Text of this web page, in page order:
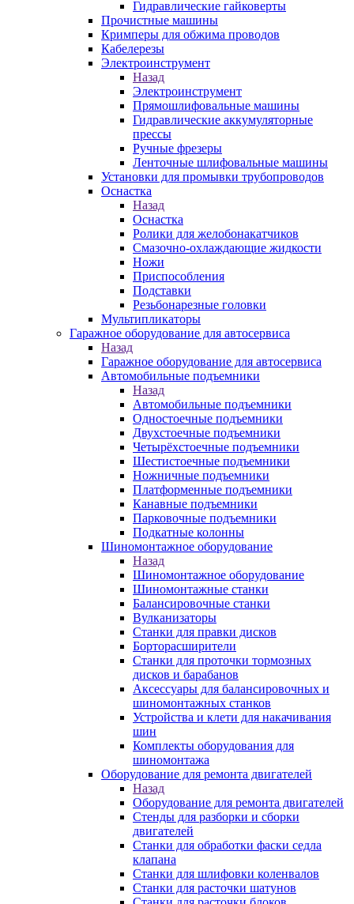
Гидравлические гайковерты
Прочистные машины
Кримперы для обжима проводов
Кабелерезы
Электроинструмент
Назад
Электроинструмент
Прямошлифовальные машины
Гидравлические аккумуляторные
прессы
Ручные фрезеры
Ленточные шлифовальные машины
Установки для промывки трубопроводов
Оснастка
Назад
Оснастка
Ролики для желобонакатчиков
Смазочно-охлаждающие жидкости
Ножи
Приспособления
Подставки
Резьбонарезные головки
Мультипликаторы
Гаражное оборудование для автосервиса
Назад
Гаражное оборудование для автосервиса
Автомобильные подъемники
Назад
Автомобильные подъемники
Одностоечные подъемники
Двухстоечные подъемники
Четырёхстоечные подъемники
Шестистоечные подъемники
Ножничные подъемники
Платформенные подъемники
Канавные подъемники
Парковочные подъемники
Подкатные колонны
Шиномонтажное оборудование
Назад
Шиномонтажное оборудование
Шиномонтажные станки
Балансировочные станки
Вулканизаторы
Станки для правки дисков
Борторасширители
Станки для проточки тормозных
дисков и барабанов
Аксессуары для балансировочных и
шиномонтажных станков
Устройства и клети для накачивания
шин
Комплекты оборудования для
шиномонтажа
Оборудование для ремонта двигателей
Назад
Оборудование для ремонта двигателей
Стенды для разборки и сборки
двигателей
Станки для обработки фаски седла
клапана
Станки для шлифовки коленвалов
Станки для расточки шатунов